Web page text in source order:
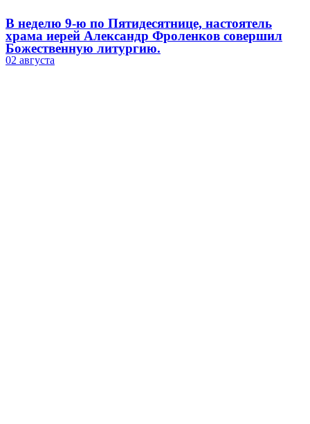
В неделю 9-ю по Пятидесятнице, настоятель
храма иерей Александр Фроленков совершил
Божественную литургию.
02 августа